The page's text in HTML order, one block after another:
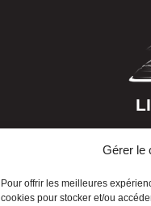
Gérer le
Pour offrir les meilleures
cookies pour stocker et/ou